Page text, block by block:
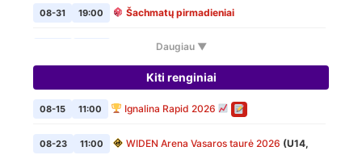
08-31 19:00 Šachmatų pirmadieniai
Weekly Blitz
Šachmatų pirmadieniai
Weekly Blitz
Šachmatų pirmadieniai
Daugiau ▼
Kiti renginiai
08-15 11:00 Ignalina Rapid 2026
08-23 11:00 WIDEN Arena Vasaros taurė 2026 (U14,